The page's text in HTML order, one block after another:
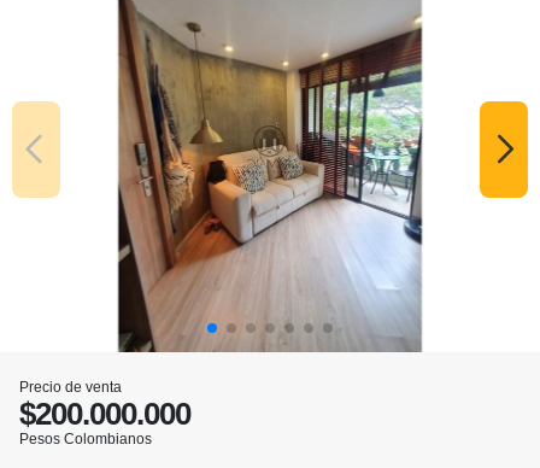
Precio de venta
$200.000.000
Pesos Colombianos